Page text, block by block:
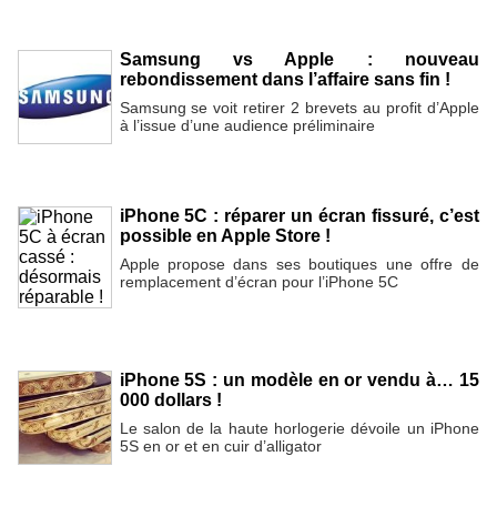
Samsung vs Apple : nouveau
rebondissement dans l’affaire sans fin !
Samsung se voit retirer 2 brevets au profit d’Apple
à l’issue d’une audience préliminaire
iPhone 5C : réparer un écran fissuré, c’est
possible en Apple Store !
Apple propose dans ses boutiques une offre de
remplacement d’écran pour l’iPhone 5C
iPhone 5S : un modèle en or vendu à… 15
000 dollars !
Le salon de la haute horlogerie dévoile un iPhone
5S en or et en cuir d’alligator